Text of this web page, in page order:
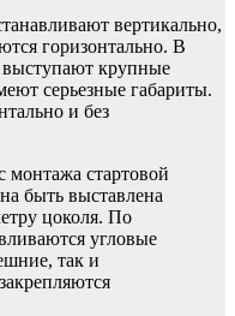
вертикально,
горизонтально. В
выступают крупные
серьезные габариты.
и без
монтажа стартовой
быть выставлена
цоколя. По
угловые
так и